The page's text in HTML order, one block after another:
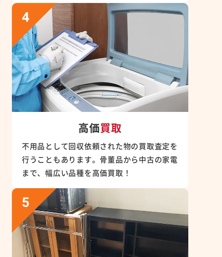
高価買取
不用品として回収依頼された物の買取査定を
行うこともあります。骨董品から中古の家電
まで、幅広い品種を高価買取！